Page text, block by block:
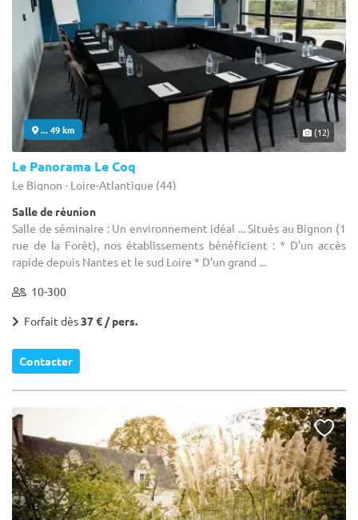
... 49 km (12)
Le Panorama Le Coq
Le Bignon - Loire-Atlantique (44)
Salle de réunion
Salle de séminaire : Un environnement idéal ... Situés au Bignon (1
rue de la Forêt), nos établissements bénéficient : * D’un accès
rapide depuis Nantes et le sud Loire * D’un grand ...
10-300
Forfait dès37 € / pers.
Contacter